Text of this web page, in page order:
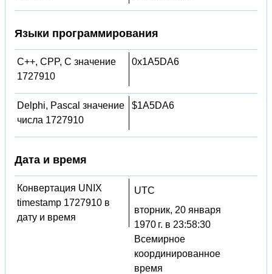
Языки программирования
C++, CPP, C значение
1727910
0x1A5DA6
Delphi, Pascal значение
числа 1727910
$1A5DA6
Дата и время
Конвертация UNIX
timestamp 1727910 в
дату и время
UTC
вторник, 20 января
1970 г. в 23:58:30
Всемирное
координированное
время